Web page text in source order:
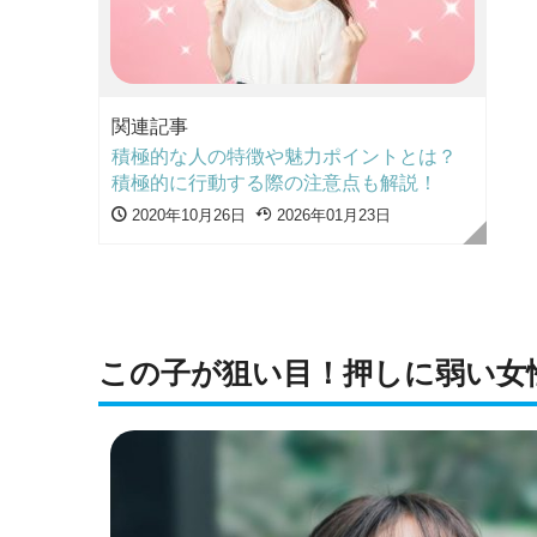
関連記事
積極的な人の特徴や魅力ポイントとは？
積極的に行動する際の注意点も解説！
2020年10月26日 2026年01月23日
この子が狙い目！押しに弱い女